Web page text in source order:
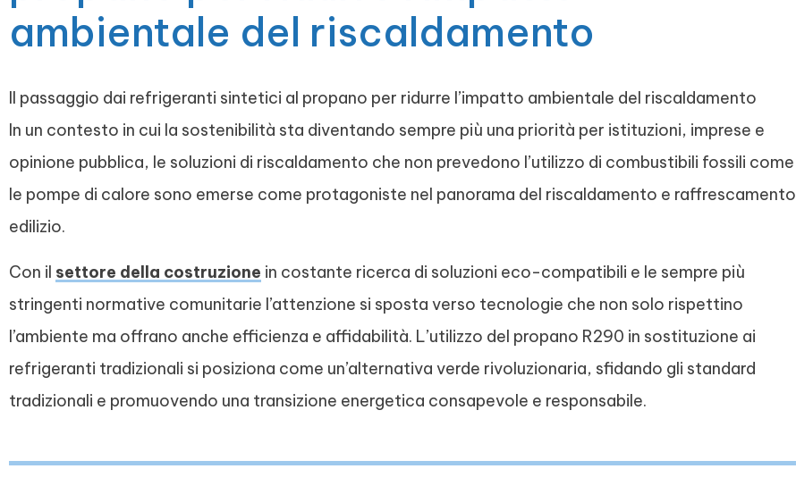
ambientale del riscaldamento
Il passaggio dai refrigeranti sintetici al propano per ridurre l’impatto ambientale del riscaldamento
In un contesto in cui la sostenibilità sta diventando sempre più una priorità per istituzioni, imprese e
opinione pubblica, le soluzioni di riscaldamento che non prevedono l’utilizzo di combustibili fossili come
le pompe di calore sono emerse come protagoniste nel panorama del riscaldamento e raffrescamento
edilizio.
Con il settore della costruzione in costante ricerca di soluzioni eco-compatibili e le sempre più
stringenti normative comunitarie l’attenzione si sposta verso tecnologie che non solo rispettino
l’ambiente ma offrano anche efficienza e affidabilità. L’utilizzo del propano R290 in sostituzione ai
refrigeranti tradizionali si posiziona come un’alternativa verde rivoluzionaria, sfidando gli standard
tradizionali e promuovendo una transizione energetica consapevole e responsabile.